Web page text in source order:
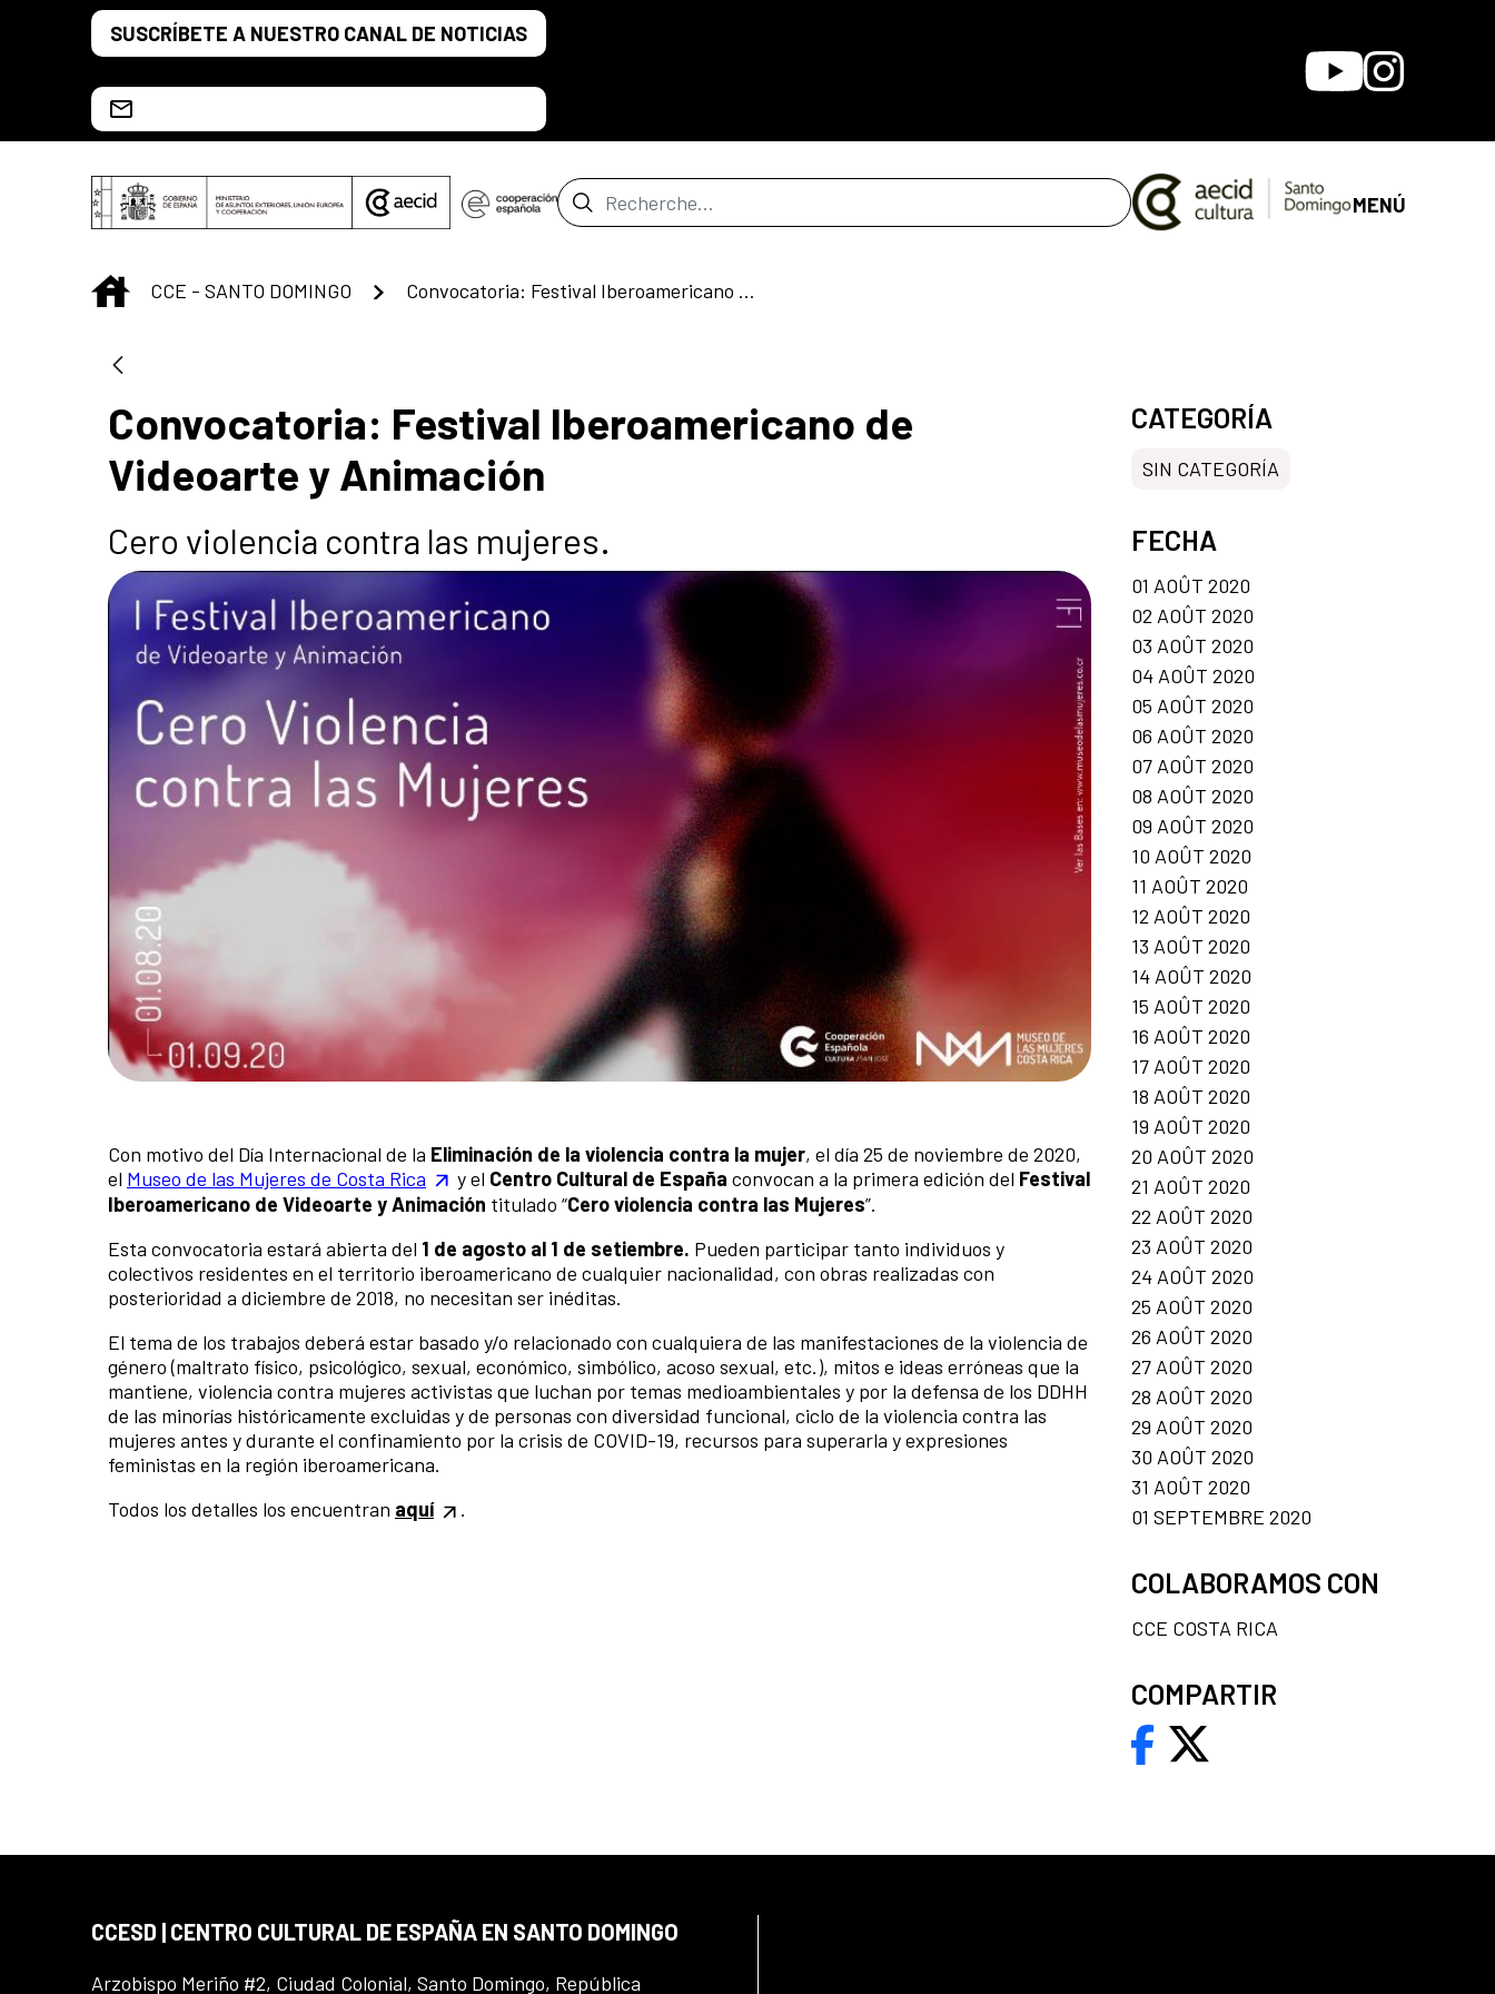
Saut au contenu principal
SUSCRÍBETE A NUESTRO CANAL DE NOTICIAS
YoutubeInstagram
Barre de recherche MENÚ
INICIO
CCE - SANTO DOMINGO Convocatoria: Festival Iberoamericano de Videoarte y Animación
Convocatoria: Festival Iberoamericano de
Videoarte y Animación
Cero violencia contra las mujeres.
Con motivo del Día Internacional de la Eliminación de la violencia contra la mujer, el día 25 de noviembre de 2020,
el Museo de las Mujeres de Costa Rica y el Centro Cultural de España convocan a la primera edición del Festival
Iberoamericano de Videoarte y Animación titulado “Cero violencia contra las Mujeres”.
Esta convocatoria estará abierta del 1 de agosto al 1 de setiembre. Pueden participar tanto individuos y
colectivos residentes en el territorio iberoamericano de cualquier nacionalidad, con obras realizadas con
posterioridad a diciembre de 2018, no necesitan ser inéditas.
El tema de los trabajos deberá estar basado y/o relacionado con cualquiera de las manifestaciones de la violencia de
género (maltrato físico, psicológico, sexual, económico, simbólico, acoso sexual, etc.), mitos e ideas erróneas que la
mantiene, violencia contra mujeres activistas que luchan por temas medioambientales y por la defensa de los DDHH
de las minorías históricamente excluidas y de personas con diversidad funcional, ciclo de la violencia contra las
mujeres antes y durante el confinamiento por la crisis de COVID-19, recursos para superarla y expresiones
feministas en la región iberoamericana.
Todos los detalles los encuentran aquí .
CATEGORÍA
SIN CATEGORÍA
FECHA
01 AOÛT 2020
02 AOÛT 2020
03 AOÛT 2020
04 AOÛT 2020
05 AOÛT 2020
06 AOÛT 2020
07 AOÛT 2020
08 AOÛT 2020
09 AOÛT 2020
10 AOÛT 2020
11 AOÛT 2020
12 AOÛT 2020
13 AOÛT 2020
14 AOÛT 2020
15 AOÛT 2020
16 AOÛT 2020
17 AOÛT 2020
18 AOÛT 2020
19 AOÛT 2020
20 AOÛT 2020
21 AOÛT 2020
22 AOÛT 2020
23 AOÛT 2020
24 AOÛT 2020
25 AOÛT 2020
26 AOÛT 2020
27 AOÛT 2020
28 AOÛT 2020
29 AOÛT 2020
30 AOÛT 2020
31 AOÛT 2020
01 SEPTEMBRE 2020
COLABORAMOS CON
CCE COSTA RICA
COMPARTIR
CCESD | CENTRO CULTURAL DE ESPAÑA EN SANTO DOMINGO
Arzobispo Meriño #2, Ciudad Colonial, Santo Domingo, República